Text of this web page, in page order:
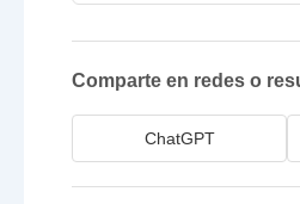
Comparte en redes o
ChatGPT